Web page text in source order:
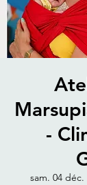
-
sam. 04 déc.